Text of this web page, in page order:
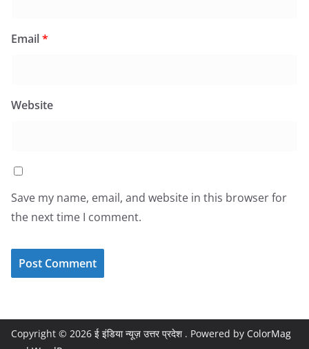
Email*
Website
Save my name, email, and website in this browser for
the next time I comment.
Copyright © 2026 ई इंडिया न्यूज़ उत्तर प्रदेश . Powered by ColorMag